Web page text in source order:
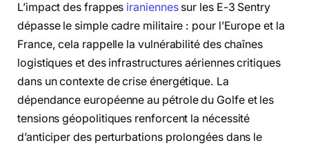
L’impact des frappes iraniennessur les E-3 Sentry
dépasse le simple cadre militaire : pour l’Europe et la
France, cela rappelle la vulnérabilité des chaînes
logistiques et des infrastructures aériennes critiques
dans un contexte de crise énergétique. La
dépendance européenne au pétrole du Golfe et les
tensions géopolitiques renforcent la nécessité
d’anticiper des perturbations prolongées dans le